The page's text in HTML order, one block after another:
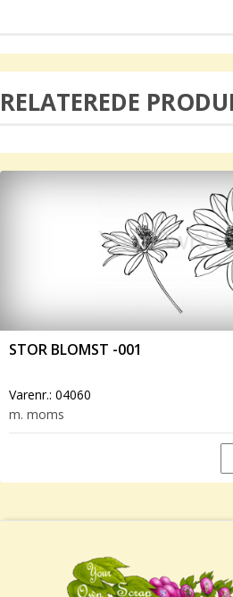
RELATEREDE
STOR BLOMST -001
Varenr.: 04060
m. moms